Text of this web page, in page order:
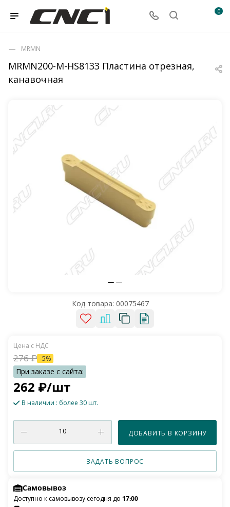
0
MRMN200-M-HS8133 Пластина отрезная,
канавочная
MRMN
Код товара: 00075467
262 ₽/шт
276₽ -5%
В наличии : более 30 шт.
ДОБАВИТЬ В КОРЗИНУ
ЗАДАТЬ ВОПРОС
Самовывоз
Доступно к самовывозу сегодня до 17:00